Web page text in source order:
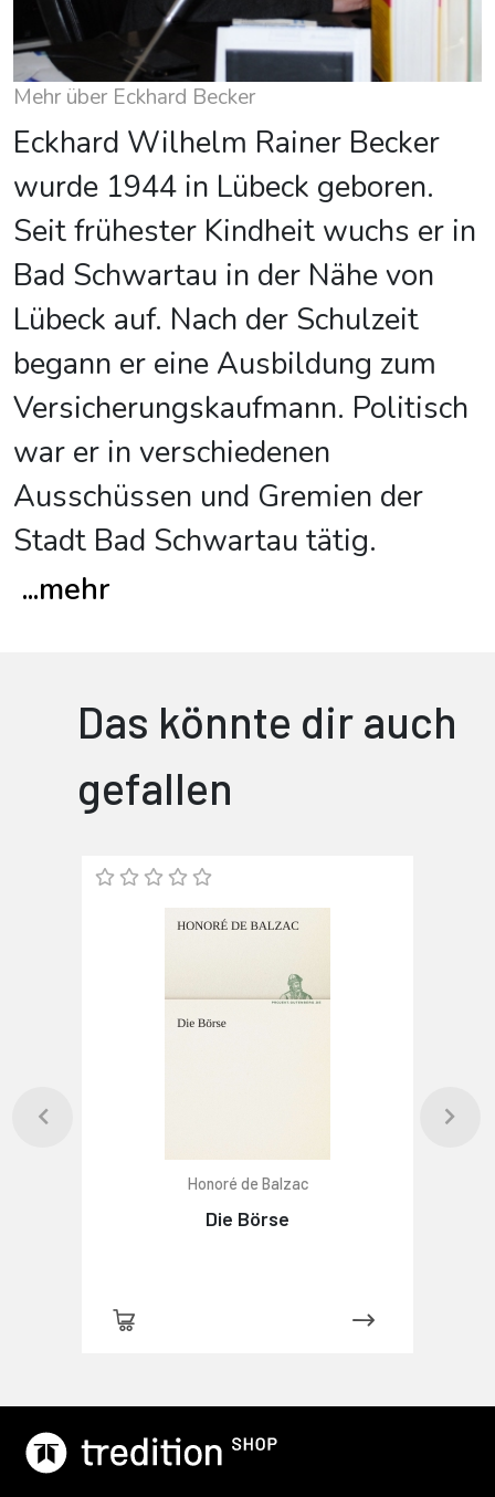
Mehr über Eckhard Becker
Eckhard Wilhelm Rainer Becker
wurde 1944 in Lübeck geboren.
Seit frühester Kindheit wuchs er in
Bad Schwartau in der Nähe von
Lübeck auf. Nach der Schulzeit
begann er eine Ausbildung zum
Versicherungskaufmann. Politisch
war er in verschiedenen
Ausschüssen und Gremien der
Stadt Bad Schwartau tätig.
...mehr
Das könnte dir auch
gefallen
Honoré de Balzac
Die Börse